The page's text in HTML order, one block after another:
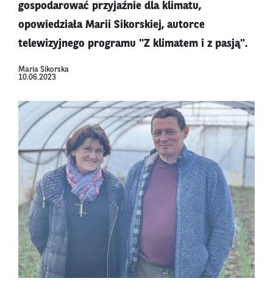
gospodarować przyjaźnie dla klimatu,
opowiedziała Marii Sikorskiej, autorce
telewizyjnego programu "Z klimatem i z pasją".
Maria Sikorska
10.06.2023